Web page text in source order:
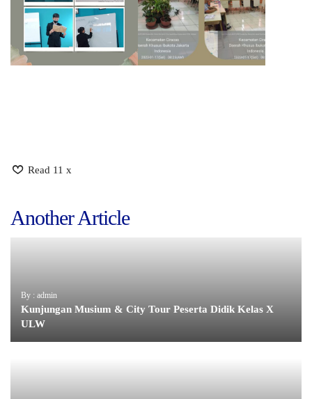
Read 11 x
Another Article
By : admin
Kunjungan Musium & City Tour Peserta Didik Kelas X
ULW